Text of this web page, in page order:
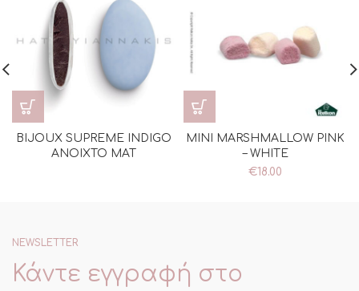
BIJOUX SUPREME INDIGO
ΑΝΟΙΧΤΟ ΜΑΤ
MINI MARSHMALLOW PINK
– WHITE
€18.00
NEWSLETTER
Κάντε εγγραφή στο